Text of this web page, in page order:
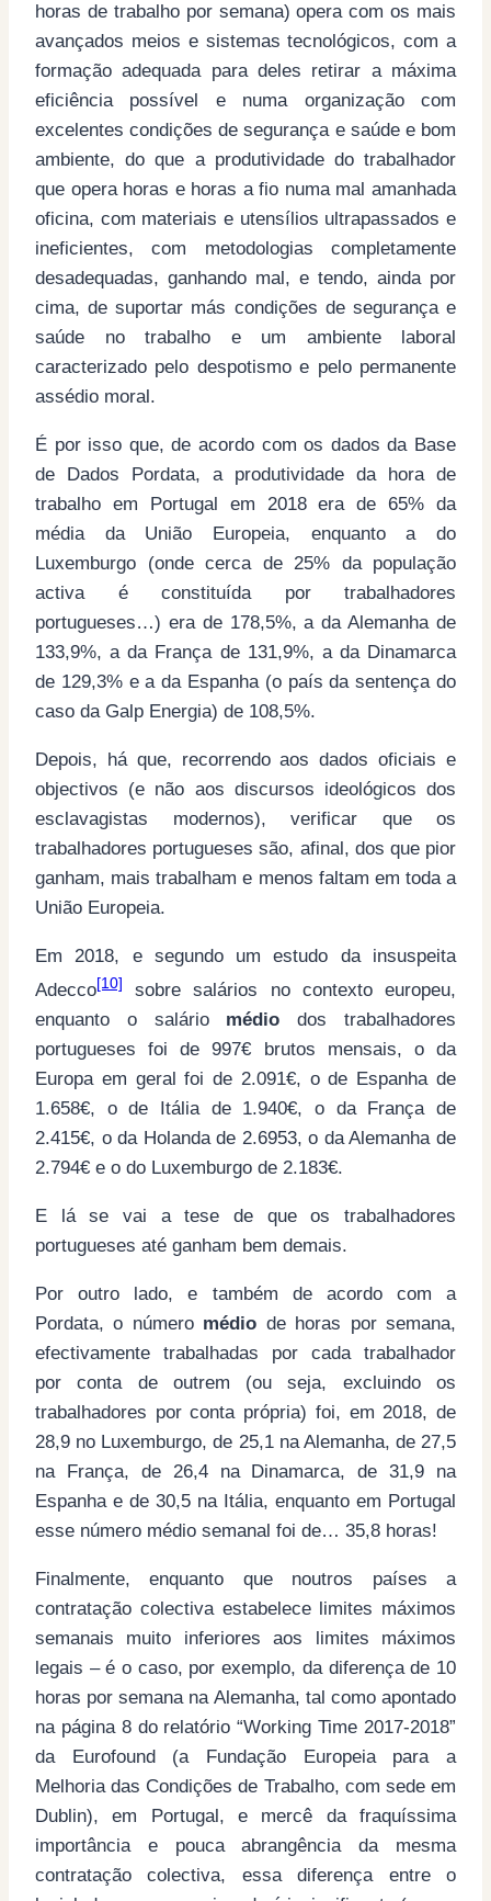
horas de trabalho por semana) opera com os mais
avançados meios e sistemas tecnológicos, com a
formação adequada para deles retirar a máxima
eficiência possível e numa organização com
excelentes condições de segurança e saúde e bom
ambiente, do que a produtividade do trabalhador
que opera horas e horas a fio numa mal amanhada
oficina, com materiais e utensílios ultrapassados e
ineficientes, com metodologias completamente
desadequadas, ganhando mal, e tendo, ainda por
cima, de suportar más condições de segurança e
saúde no trabalho e um ambiente laboral
caracterizado pelo despotismo e pelo permanente
assédio moral.
É por isso que, de acordo com os dados da Base
de Dados Pordata, a produtividade da hora de
trabalho em Portugal em 2018 era de 65% da
média da União Europeia, enquanto a do
Luxemburgo (onde cerca de 25% da população
activa é constituída por trabalhadores
portugueses…) era de 178,5%, a da Alemanha de
133,9%, a da França de 131,9%, a da Dinamarca
de 129,3% e a da Espanha (o país da sentença do
caso da Galp Energia) de 108,5%.
Depois, há que, recorrendo aos dados oficiais e
objectivos (e não aos discursos ideológicos dos
esclavagistas modernos), verificar que os
trabalhadores portugueses são, afinal, dos que pior
ganham, mais trabalham e menos faltam em toda a
União Europeia.
Em 2018, e segundo um estudo da insuspeita
Adecco[10]
sobre salários no contexto europeu,
enquanto o salário médio dos trabalhadores
portugueses foi de 997€ brutos mensais, o da
Europa em geral foi de 2.091€, o de Espanha de
1.658€, o de Itália de 1.940€, o da França de
2.415€, o da Holanda de 2.6953, o da Alemanha de
2.794€ e o do Luxemburgo de 2.183€.
E lá se vai a tese de que os trabalhadores
portugueses até ganham bem demais.
Por outro lado, e também de acordo com a
Pordata, o número médio de horas por semana,
efectivamente trabalhadas por cada trabalhador
por conta de outrem (ou seja, excluindo os
trabalhadores por conta própria) foi, em 2018, de
28,9 no Luxemburgo, de 25,1 na Alemanha, de 27,5
na França, de 26,4 na Dinamarca, de 31,9 na
Espanha e de 30,5 na Itália, enquanto em Portugal
esse número médio semanal foi de… 35,8 horas!
Finalmente, enquanto que noutros países a
contratação colectiva estabelece limites máximos
semanais muito inferiores aos limites máximos
legais – é o caso, por exemplo, da diferença de 10
horas por semana na Alemanha, tal como apontado
na página 8 do relatório “Working Time 2017-2018”
da Eurofound (a Fundação Europeia para a
Melhoria das Condições de Trabalho, com sede em
Dublin), em Portugal, e mercê da fraquíssima
importância e pouca abrangência da mesma
contratação colectiva, essa diferença entre o